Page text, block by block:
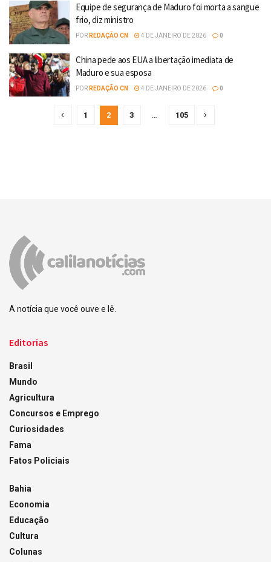
Equipe de segurança de Maduro foi morta a sangue
frio, diz ministro
POR REDAÇÃO CN 4 DE JANEIRO DE 2026 0
China pede aos EUA a libertação imediata de
Maduro e sua esposa
POR REDAÇÃO CN 4 DE JANEIRO DE 2026 0
1 2 3 … 105
A notícia que você ouve e lê.
Editorias
Brasil
Mundo
Agricultura
Concursos e Emprego
Curiosidades
Fama
Fatos Policiais
Bahia
Economia
Educação
Cultura
Colunas